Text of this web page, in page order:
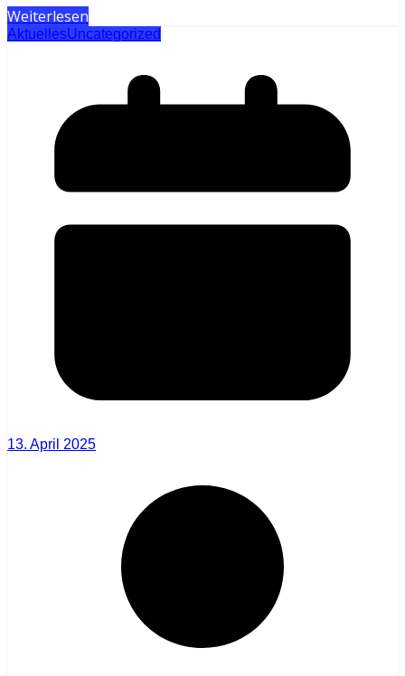
Weiterlesen
AktuellesUncategorized
13. April 2025